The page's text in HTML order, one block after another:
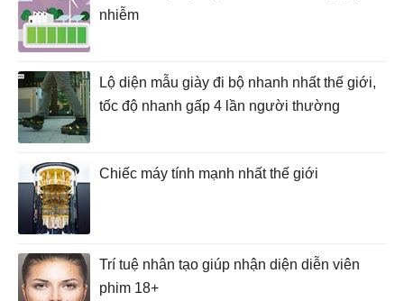
nhiễm
Lộ diện mẫu giày đi bộ nhanh nhất thế giới,
tốc độ nhanh gấp 4 lần người thường
Chiếc máy tính mạnh nhất thế giới
Trí tuệ nhân tạo giúp nhận diện diễn viên
phim 18+